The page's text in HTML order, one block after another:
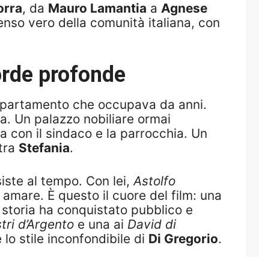
, da Mauro Lamantia a Agnese
vero della comunità italiana, con
profonde
che occupava da anni.
Un palazzo nobiliare ormai
con il sindaco e la parrocchia. Un
Stefania.
al tempo. Con lei, Astolfo
È questo il cuore del film: una
ha conquistato pubblico e
d’Argento e una ai David di
lo stile inconfondibile di Di Gregorio.